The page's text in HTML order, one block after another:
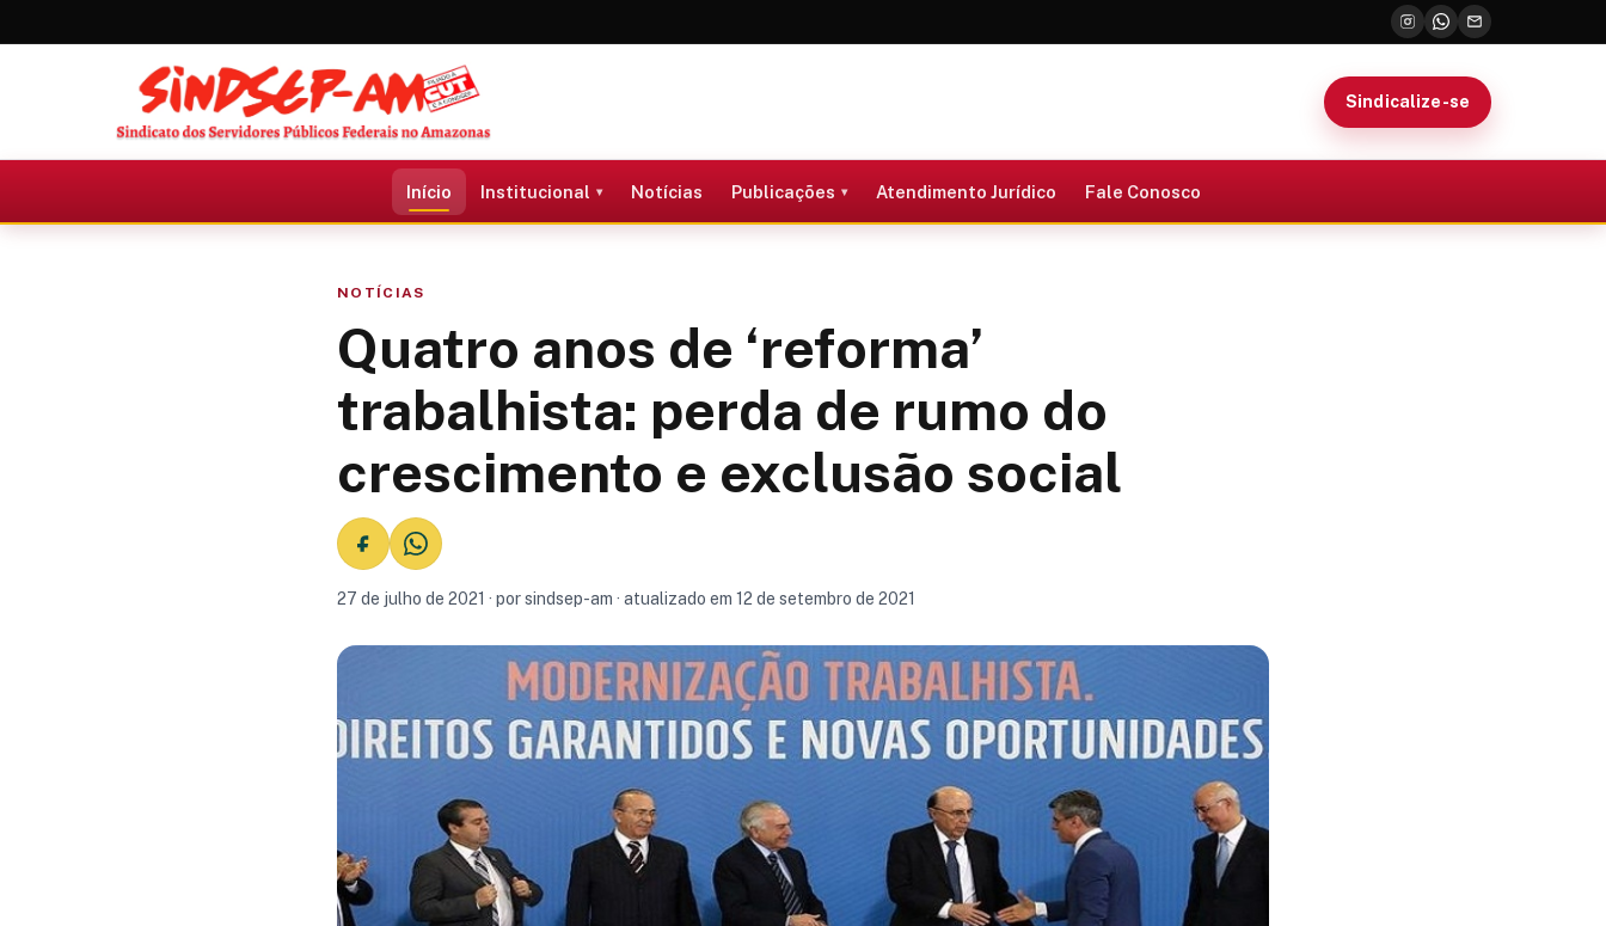
Sindicalize-se
Início Institucional Notícias Publicações Atendimento Jurídico Fale Conosco
NOTÍCIAS
Quatro anos de ‘reforma’
trabalhista: perda de rumo do
crescimento e exclusão social
27 de julho de 2021 · por sindsep-am · atualizado em 12 de setembro de 2021